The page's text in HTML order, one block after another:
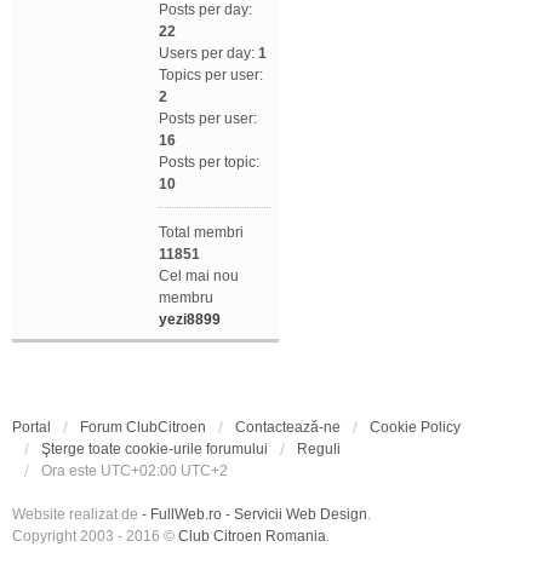
Posts per day:
22
Users per day: 1
Topics per user:
2
Posts per user:
16
Posts per topic:
10
Total membri
11851
Cel mai nou
membru
yezi8899
Portal Forum ClubCitroen Contactează-ne
Cookie Policy
Şterge toate cookie-urile forumului
Reguli
Ora este UTC+02:00 UTC+2
Website realizat de - FullWeb.ro - Servicii Web Design.
Copyright 2003 - 2016 © Club Citroen Romania.